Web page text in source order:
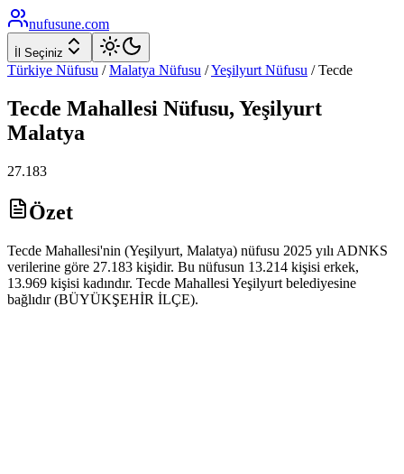
nufusune.com
İl Seçiniz
Türkiye Nüfusu / Malatya Nüfusu /Yeşilyurt Nüfusu /Tecde
Tecde Mahallesi Nüfusu, Yeşilyurt
Malatya
27.183
Özet
Tecde Mahallesi'nin (Yeşilyurt, Malatya) nüfusu 2025 yılı ADNKS
verilerine göre 27.183 kişidir. Bu nüfusun 13.214 kişisi erkek,
13.969 kişisi kadındır. Tecde Mahallesi Yeşilyurt belediyesine
bağlıdır (BÜYÜKŞEHİR İLÇE).